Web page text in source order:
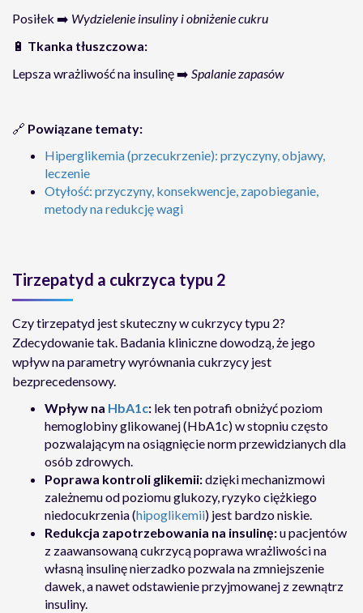
Posiłek ➡️ Wydzielenie insuliny i obniżenie cukru
🔋 Tkanka tłuszczowa:
Lepsza wrażliwość na insulinę ➡️ Spalanie zapasów
🔗 Powiązane tematy:
Hiperglikemia (przecukrzenie): przyczyny, objawy,
leczenie
Otyłość: przyczyny, konsekwencje, zapobieganie,
metody na redukcję wagi
Tirzepatyd a cukrzyca typu 2
Czy tirzepatyd jest skuteczny w cukrzycy typu 2?
Zdecydowanie tak. Badania kliniczne dowodzą, że jego
wpływ na parametry wyrównania cukrzycy jest
bezprecedensowy.
Wpływ na HbA1c: lek ten potrafi obniżyć poziom
hemoglobiny glikowanej (HbA1c) w stopniu często
pozwalającym na osiągnięcie norm przewidzianych dla
osób zdrowych.
Poprawa kontroli glikemii:dzięki mechanizmowi
zależnemu od poziomu glukozy, ryzyko ciężkiego
niedocukrzenia (hipoglikemii) jest bardzo niskie.
Redukcja zapotrzebowania na insulinę:u pacjentów
z zaawansowaną cukrzycą poprawa wrażliwości na
własną insulinę nierzadko pozwala na zmniejszenie
dawek, a nawet odstawienie przyjmowanej z zewnątrz
insuliny.